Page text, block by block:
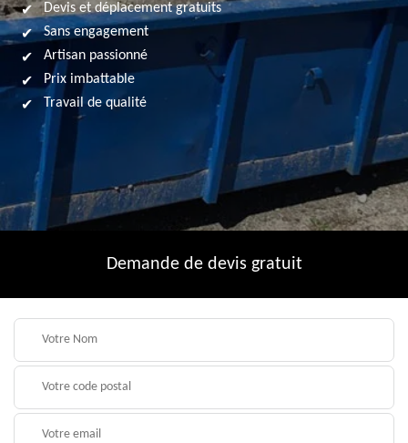
Devis et déplacement gratuits
Sans engagement
Artisan passionné
Prix imbattable
Travail de qualité
Demande de devis gratuit